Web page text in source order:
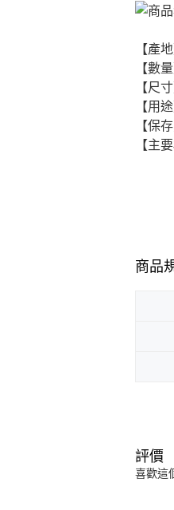
【產
【數
【尺
【用
【保
【主
商品
評價
喜歡這